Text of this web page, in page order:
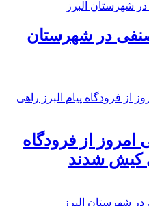
صنفی در شهرستان
از فرودگاه
کیش شدند